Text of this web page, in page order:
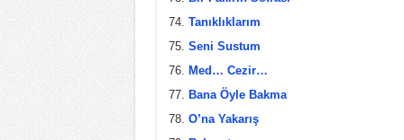
Tanıklıklarım
Seni Sustum
Med… Cezir…
Bana Öyle Bakma
O’na Yakarış